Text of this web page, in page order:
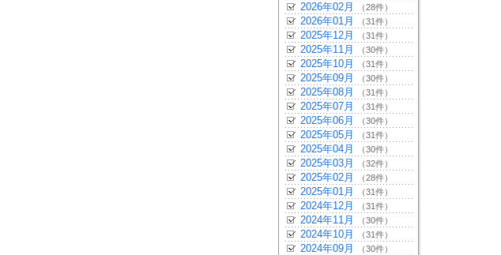
2026年02月 （28件）
2026年01月 （31件）
2025年12月 （31件）
2025年11月 （30件）
2025年10月 （31件）
2025年09月 （30件）
2025年08月 （31件）
2025年07月 （31件）
2025年06月 （30件）
2025年05月 （31件）
2025年04月 （30件）
2025年03月 （32件）
2025年02月 （28件）
2025年01月 （31件）
2024年12月 （31件）
2024年11月 （30件）
2024年10月 （31件）
2024年09月 （30件）